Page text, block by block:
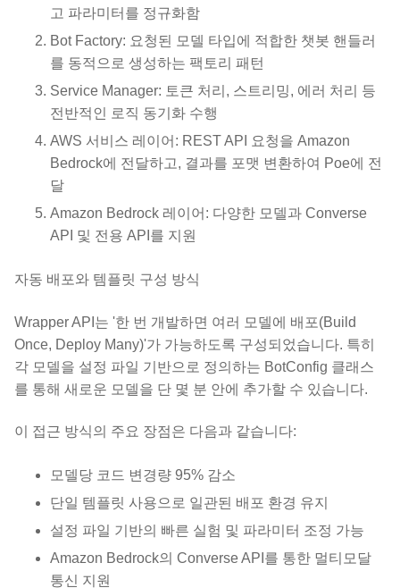
고 파라미터를 정규화함
Bot Factory: 요청된 모델 타입에 적합한 챗봇 핸들러
를 동적으로 생성하는 팩토리 패턴
Service Manager: 토큰 처리, 스트리밍, 에러 처리 등
전반적인 로직 동기화 수행
AWS 서비스 레이어: REST API 요청을 Amazon
Bedrock에 전달하고, 결과를 포맷 변환하여 Poe에 전
달
Amazon Bedrock 레이어: 다양한 모델과 Converse
API 및 전용 API를 지원
자동 배포와 템플릿 구성 방식
Wrapper API는 '한 번 개발하면 여러 모델에 배포(Build
Once, Deploy Many)'가 가능하도록 구성되었습니다. 특히
각 모델을 설정 파일 기반으로 정의하는 BotConfig 클래스
를 통해 새로운 모델을 단 몇 분 안에 추가할 수 있습니다.
이 접근 방식의 주요 장점은 다음과 같습니다:
모델당 코드 변경량 95% 감소
단일 템플릿 사용으로 일관된 배포 환경 유지
설정 파일 기반의 빠른 실험 및 파라미터 조정 가능
Amazon Bedrock의 Converse API를 통한 멀티모달
통신 지원